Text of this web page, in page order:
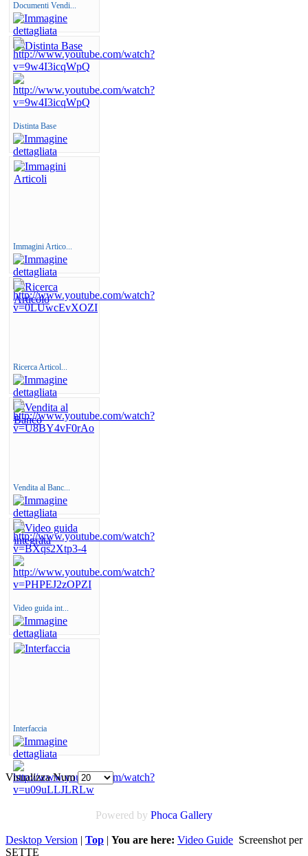
Documenti Vendi...
Distinta Base
Immagini Artico...
Ricerca Articol...
Vendita al Banc...
Video guida int...
Interfaccia
Visualizza Num
Powered by Phoca Gallery
Desktop Version | Top | You are here: Video Guide Screenshot per
SETTE